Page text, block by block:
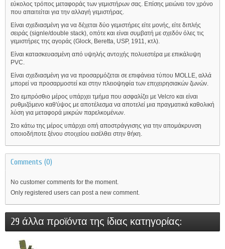
εύκολος τρόπος μεταφοράς των γεμιστήρων σας. Επίσης μειώνει τον χρόνο
που απαιτείται για την αλλαγή γεμιστήρας.
Είναι σχεδιασμένη για να δέχεται δύο γεμιστήρες είτε μονής, είτε διπλής
σειράς (signle/double stack), οπότε και είναι συμβατή με σχεδόν όλες τις
γεμιστήρες της αγοράς (Glock, Beretta, USP, 1911, κτλ).
Είναι κατασκευασμένη από υψηλής αντοχής πολυεστέρα με επικάλυψη
PVC.
Είναι σχεδιασμένη για να προσαρμόζεται σε επιφάνεια τύπου MOLLE, αλλά
μπορεί να προσαρμοστεί και στην πλειοψηφία των επιχειρησιακών ζωνών.
Στο εμπρόσθιο μέρος υπάρχει τμήμα που ασφαλίζει με Velcro και είναι
ρυθμιζόμενο καθ'ύψος με αποτέλεσμα να αποτελεί μια πραγματικά καθολική
λύση για μεταφορά μικρών παρελκομένων.
Στο κάτω της μέρος υπάρχει οπή αποστράγγισης για την απομάκρυνση
οποιοδήποτε ξένου στοιχείου εισέλθει στην θήκη.
Comments (0)
No customer comments for the moment.
Only registered users can post a new comment.
29 άλλα προϊόντα της ίδιας κατηγορίας: